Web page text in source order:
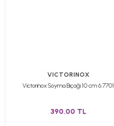
VICTORINOX
Victorinox Soyma Bıçağı 10 cm 6.7701
390,00 TL